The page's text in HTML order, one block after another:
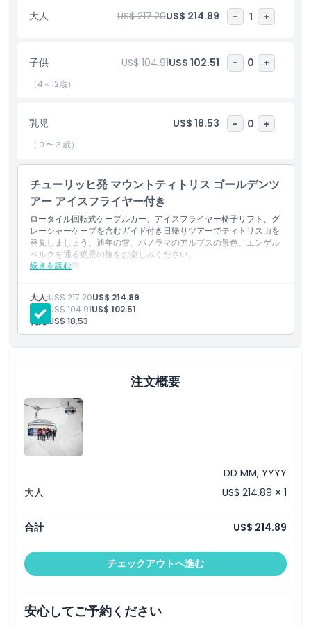
（利用可能な場合）や、深い氷河の割れ目の上を滑るスリリングな
アイスフライヤーチェアリフトなどのアトラクションを楽しめま
ハイライト
含まれるもの
子供／大人ポリシー
除外事項
注意事項
服装規定
大人 US$ 217.20US$ 214.89 - 1 +
子供 US$ 104.91US$ 102.51 - 0 +
（4～12歳）
乳児 US$ 18.53 - 0 +
（０〜３歳）
チューリッヒ発 マウントティトリス ゴールデンツ
アー アイスフライヤー付き
ロータイル回転式ケーブルカー、アイスフライヤー椅子リフト、グ
レーシャーケーブを含むガイド付き日帰りツアーでティトリス山を
発見しましょう。通年の雪、パノラマのアルプスの景色、エンゲル
ベルクを通る絶景の旅をお楽しみください。
続きを読む
含まれる内容
入場券：アイスフライヤー・チェアリフト
英語対応のプロドライバー兼ガイド
スノーチュービング（十分な雪がある場合）
ルツェルンでの自由時間
大人:US$ 217.20US$ 214.89
子供: US$ 104.91US$ 102.51
乳児: US$ 18.53
注文概要
DD MM, YYYY
大人
US$ 214.89 × 1
合計 US$ 214.89
チェックアウトへ進む
安心してご予約ください